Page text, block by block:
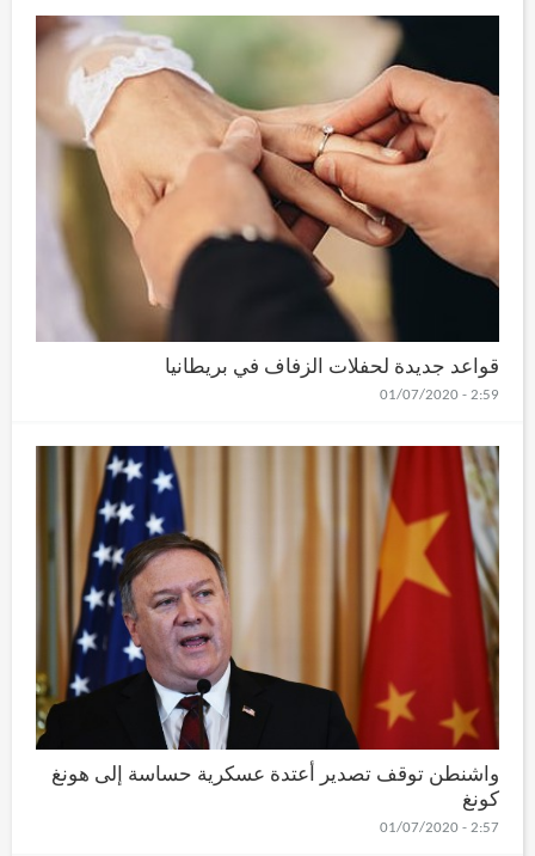
قواعد جديدة لحفلات الزفاف في بريطانيا
2:59 - 01/07/2020
واشنطن توقف تصدير أعتدة عسكرية حساسة إلى هونغ
كونغ
2:57 - 01/07/2020